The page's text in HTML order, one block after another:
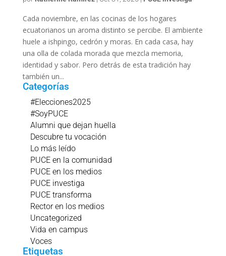
Cada noviembre, en las cocinas de los hogares
ecuatorianos un aroma distinto se percibe. El ambiente
huele a ishpingo, cedrón y moras. En cada casa, hay
una olla de colada morada que mezcla memoria,
identidad y sabor. Pero detrás de esta tradición hay
también un...
Categorías
#Elecciones2025
#SoyPUCE
Alumni que dejan huella
Descubre tu vocación
Lo más leído
PUCE en la comunidad
PUCE en los medios
PUCE investiga
PUCE transforma
Rector en los medios
Uncategorized
Vida en campus
Voces
Etiquetas